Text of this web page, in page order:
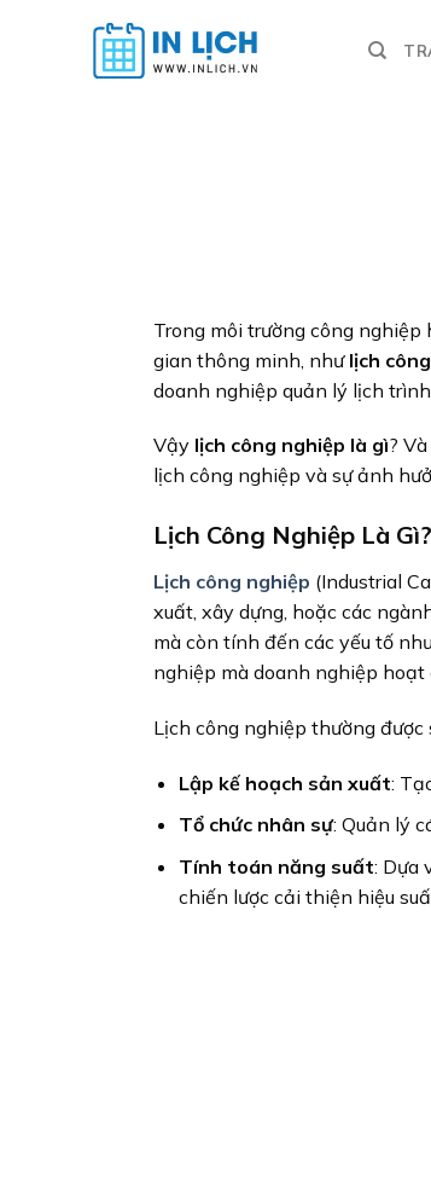
Trong môi trường công nghiệp
gian thông minh, như lịch
doanh nghiệp quản lý lịch
Vậy lịch công nghiệp là gì?
lịch công nghiệp và sự ảnh
Lịch Công Nghiệp Là Gì?
Lịch công nghiệp (Industrial
xuất, xây dựng, hoặc các
mà còn tính đến các yếu tố
nghiệp mà doanh nghiệp hoạt
Lịch công nghiệp thường được
Lập kế hoạch sản xuất:
Tổ chức nhân sự: Quản lý
Tính toán năng suất: Dựa
chiến lược cải thiện hiệu